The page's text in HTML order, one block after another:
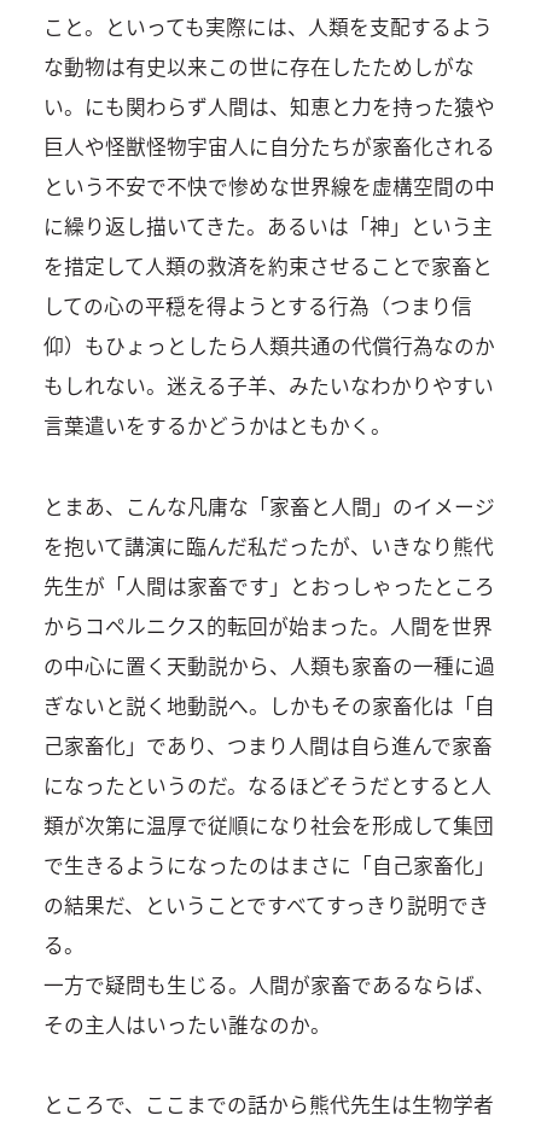
こと。といっても実際には、人類を支配するよう
な動物は有史以来この世に存在したためしがな
い。にも関わらず人間は、知恵と力を持った猿や
巨人や怪獣怪物宇宙人に自分たちが家畜化される
という不安で不快で惨めな世界線を虚構空間の中
に繰り返し描いてきた。あるいは「神」という主
を措定して人類の救済を約束させることで家畜と
しての心の平穏を得ようとする行為（つまり信
仰）もひょっとしたら人類共通の代償行為なのか
もしれない。迷える子羊、みたいなわかりやすい
言葉遣いをするかどうかはともかく。
とまあ、こんな凡庸な「家畜と人間」のイメージ
を抱いて講演に臨んだ私だったが、いきなり熊代
先生が「人間は家畜です」とおっしゃったところ
からコペルニクス的転回が始まった。人間を世界
の中心に置く天動説から、人類も家畜の一種に過
ぎないと説く地動説へ。しかもその家畜化は「自
己家畜化」であり、つまり人間は自ら進んで家畜
になったというのだ。なるほどそうだとすると人
類が次第に温厚で従順になり社会を形成して集団
で生きるようになったのはまさに「自己家畜化」
の結果だ、ということですべてすっきり説明でき
る。
一方で疑問も生じる。人間が家畜であるならば、
その主人はいったい誰なのか。
ところで、ここまでの話から熊代先生は生物学者